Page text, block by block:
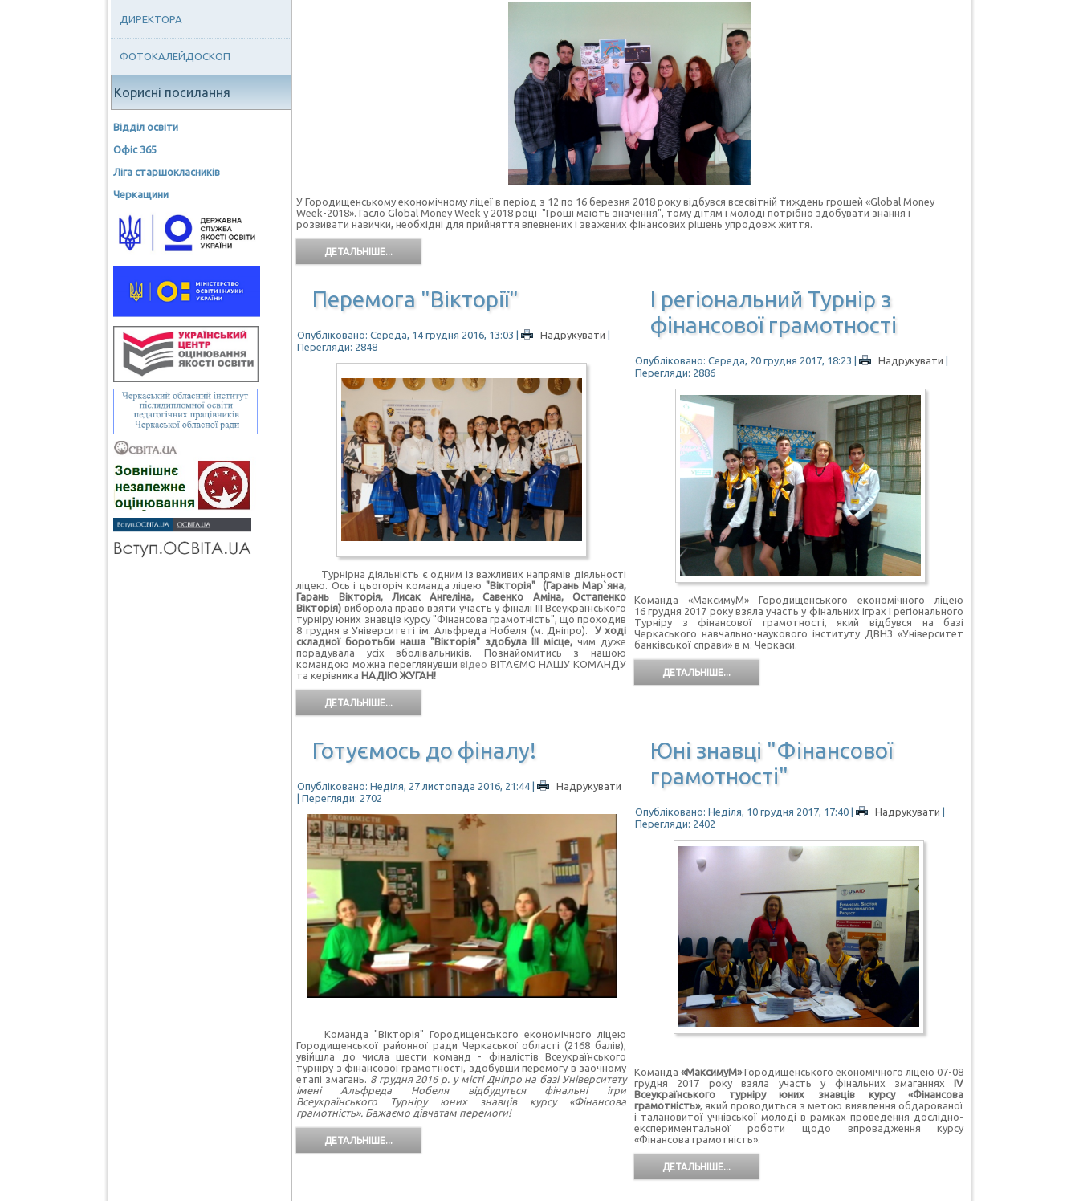
ДИРЕКТОРА
ФОТОКАЛЕЙДОСКОП
Корисні посилання
Відділ освіти
Офіс 365
Ліга старшокласників
Черкащини
У Городищенському економічному ліцеї в період з 12 по 16 березня 2018 року відбувся всесвітній тиждень грошей «Global Money
Week-2018». Гасло Global Money Week у 2018 році "Гроші мають значення", тому дітям і молоді потрібно здобувати знання і
розвивати навички, необхідні для прийняття впевнених і зважених фінансових рішень упродовж життя.
ДЕТАЛЬНІШЕ...
Перемога "Вікторії"
Опубліковано: Середа, 14 грудня 2016, 13:03 | Надрукувати
Перегляди: 2848
Турнірна діяльність є одним із важливих напрямів діяльності
ліцею. Ось і цьогоріч команда ліцею "Вікторія" (Гарань Мар`яна,
Гарань Вікторія, Лисак Ангеліна, Савенко Аміна, Остапенко
Вікторія) виборола право взяти участь у фіналі ІІІ Всеукраїнського
турніру юних знавців курсу "Фінансова грамотність", що проходив
8 грудня в Університеті ім. Альфреда Нобеля (м. Дніпро). У ході
складної боротьби наша "Вікторія" здобула ІІІ місце, чим дуже
порадувала усіх вболівальників. Познайомитись з нашою
командою можна переглянувшивідео ВІТАЄМО НАШУ КОМАНДУ
та керівника НАДІЮ ЖУГАН!
ДЕТАЛЬНІШЕ...
І регіональний Турнір з
фінансової грамотності
Опубліковано: Середа, 20 грудня 2017, 18:23 Надрукувати
Перегляди: 2886
Команда «МаксимуМ» Городищенського економічного ліцею
16 грудня 2017 року взяла участь у фінальних іграх І регіонального
Турніру з фінансової грамотності, який відбувся на базі
Черкаського навчально-наукового інституту ДВНЗ «Університет
банківської справи» в м. Черкаси.
ДЕТАЛЬНІШЕ...
Готуємось до фіналу!
Опубліковано: Неділя, 27 листопада 2016, 21:44 |
Надрукувати
| Перегляди: 2702
Команда "Вікторія" Городищенського економічного ліцею
Городищенської районної ради Черкаської області (2168 балів),
увійшла до числа шести команд - фіналістів Всеукраїнського
турніру з фінансової грамотності, здобувши перемогу в заочному
етапі змагань. 8 грудня 2016 р. у місті Дніпро на базі Університету
імені Альфреда Нобеля відбудуться фінальні ігри
Всеукраїнського Турніру юних знавців курсу «Фінансова
грамотність». Бажаємо дівчатам перемоги!
ДЕТАЛЬНІШЕ...
Юні знавці "Фінансової
грамотності"
Опубліковано: Неділя, 10 грудня 2017, 17:40| Надрукувати
Перегляди: 2402
Команда«МаксимуМ»Городищенського економічного ліцею 07-08
грудня 2017 року взяла участь у фінальних змаганнях ІV
Всеукраїнського турніру юних знавців курсу «Фінансова
грамотність», який проводиться з метою виявлення обдарованої
і талановитої учнівської молоді в рамках проведення дослідно-
експериментальної роботи щодо впровадження курсу
«Фінансова грамотність».
ДЕТАЛЬНІШЕ...